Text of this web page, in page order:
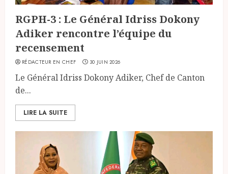
RGPH-3 : Le Général Idriss Dokony
Adiker rencontre l’équipe du
recensement
RÉDACTEUR EN CHEF 30 JUIN 2026
Le Général Idriss Dokony Adiker, Chef de Canton
de...
LIRE LA SUITE